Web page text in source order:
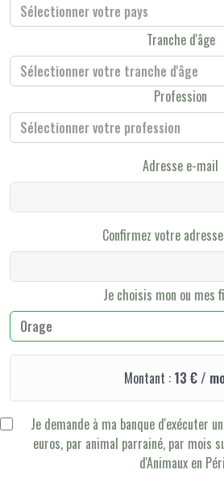
Sélectionner votre pays
Tranche d'âge
Sélectionner votre tranche d'âge
Profession
Sélectionner votre profession
Adresse e-mail
Confirmez votre
Je choisis mon ou mes
Orage
Montant : 13 € /
Je demande à ma banque d'exécuter
euros, par animal parrainé, par mois
d'Animaux en